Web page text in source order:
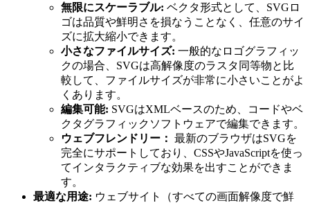
無限にスケーラブル: ベクタ形式として、SVGロ
ゴは品質や鮮明さを損なうことなく、任意のサイ
ズに拡大縮小できます。
小さなファイルサイズ: 一般的なロゴグラフィッ
クの場合、SVGは高解像度のラスタ同等物と比
較して、ファイルサイズが非常に小さいことがよ
くあります。
編集可能: SVGはXMLベースのため、コードやベ
クタグラフィックソフトウェアで編集できます。
ウェブフレンドリー： 最新のブラウザはSVGを
完全にサポートしており、CSSやJavaScriptを使っ
てインタラクティブな効果を出すことができま
す。
最適な用途: ウェブサイト（すべての画面解像度で鮮